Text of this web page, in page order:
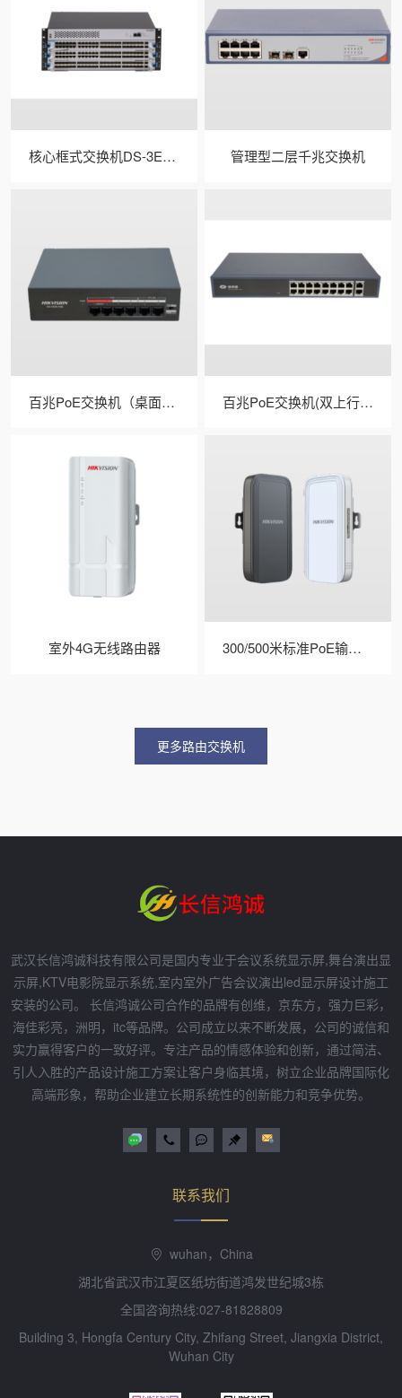
核心框式交换机DS-3E6503(国内标配) 管理型二层千兆交换机
百兆PoE交换机（桌面式/低功率） 百兆PoE交换机(双上行口/MCU PoE)
室外4G无线路由器 300/500米标准PoE输入输出电梯网桥
更多路由交换机
武汉长信鸿诚科技有限公司是国内专业于会议系统显示屏,舞台演出显
示屏,KTV电影院显示系统,室内室外广告会议演出led显示屏设计施工
安装的公司。 长信鸿诚公司合作的品牌有创维，京东方，强力巨彩，
海佳彩亮，洲明，itc等品牌。公司成立以来不断发展，公司的诚信和
实力赢得客户的一致好评。专注产品的情感体验和创新，通过简洁、
引人入胜的产品设计施工方案让客户身临其境，树立企业品牌国际化
高端形象，帮助企业建立长期系统性的创新能力和竞争优势。
联系我们
wuhan，China
湖北省武汉市江夏区纸坊街道鸿发世纪城3栋
全国咨询热线:027-81828809
Building 3, Hongfa Century City, Zhifang Street, Jiangxia District,
Wuhan City